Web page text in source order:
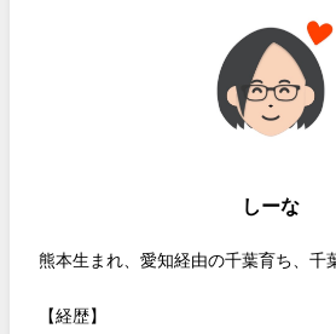
しーな
熊本生まれ、愛知経由の千葉育ち、千
【経歴】